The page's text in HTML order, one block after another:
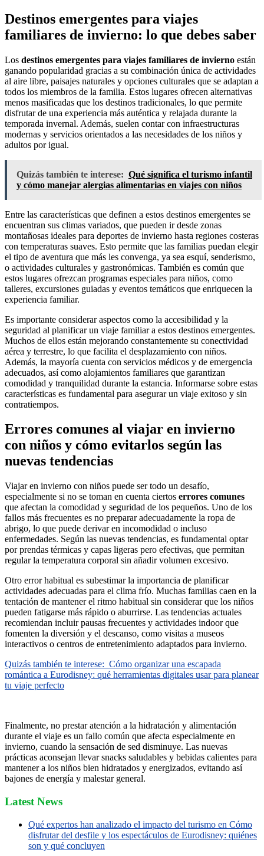
Destinos emergentes para viajes
familiares de invierno: lo que debes saber
Los destinos emergentes para viajes familiares de invierno están
ganando popularidad gracias a su combinación única de actividades
al aire libre, paisajes naturales y opciones culturales que se adaptan a
todos los miembros de la familia. Estos lugares ofrecen alternativas
menos masificadas que los destinos tradicionales, lo que permite
disfrutar de una experiencia más auténtica y relajada durante la
temporada invernal. Además, suelen contar con infraestructuras
modernas y servicios orientados a las necesidades de los niños y
adultos por igual.
Quizás también te interese: Qué significa el turismo infantil
y cómo manejar alergias alimentarias en viajes con niños
Entre las características que definen a estos destinos emergentes se
encuentran sus climas variados, que pueden ir desde zonas
montañosas ideales para deportes de invierno hasta regiones costeras
con temperaturas suaves. Esto permite que las familias puedan elegir
el tipo de aventura que más les convenga, ya sea esquí, senderismo,
o actividades culturales y gastronómicas. También es común que
estos lugares ofrezcan programas especiales para niños, como
talleres, excursiones guiadas y eventos temáticos que enriquecen la
experiencia familiar.
Es importante considerar aspectos como la accesibilidad y la
seguridad al planificar un viaje familiar a estos destinos emergentes.
Muchos de ellos están mejorando constantemente su conectividad
aérea y terrestre, lo que facilita el desplazamiento con niños.
Además, la mayoría cuenta con servicios médicos y de emergencia
adecuados, así como alojamientos familiares que garantizan
comodidad y tranquilidad durante la estancia. Informarse sobre estas
características es fundamental para asegurar un viaje exitoso y sin
contratiempos.
Errores comunes al viajar en invierno
con niños y cómo evitarlos según las
nuevas tendencias
Viajar en invierno con niños puede ser todo un desafío,
especialmente si no se toman en cuenta ciertos errores comunes
que afectan la comodidad y seguridad de los pequeños. Uno de los
fallos más frecuentes es no preparar adecuadamente la ropa de
abrigo, lo que puede derivar en incomodidad o incluso
enfermedades. Según las nuevas tendencias, es fundamental optar
por prendas térmicas y capas ligeras pero efectivas, que permitan
regular la temperatura corporal sin añadir volumen excesivo.
Otro error habitual es subestimar la importancia de planificar
actividades adecuadas para el clima frío. Muchas familias caen en la
tentación de mantener el ritmo habitual sin considerar que los niños
pueden fatigarse más rápido o aburrirse. Las tendencias actuales
recomiendan incluir pausas frecuentes y actividades indoor que
fomenten la diversión y el descanso, como visitas a museos
interactivos o centros de entretenimiento adaptados para invierno.
Quizás también te interese: Cómo organizar una escapada
romántica a Eurodisney: qué herramientas digitales usar para planear
tu viaje perfecto
Finalmente, no prestar atención a la hidratación y alimentación
durante el viaje es un fallo común que afecta especialmente en
invierno, cuando la sensación de sed disminuye. Las nuevas
prácticas aconsejan llevar snacks saludables y bebidas calientes para
mantener a los niños bien hidratados y energizados, evitando así
bajones de energía y malestar general.
Latest News
Qué expertos han analizado el impacto del turismo en Cómo
disfrutar del desfile y los espectáculos de Eurodisney: quiénes
son y qué concluyen